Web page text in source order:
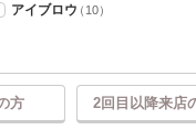
アイブロウ（10）
方 2回目以降来店